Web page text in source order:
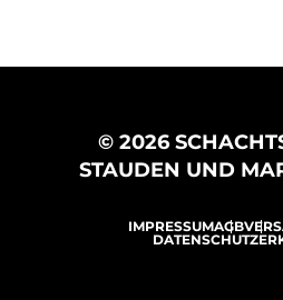
© 2026
STAUDEN UND
IMPRESSUMAGB